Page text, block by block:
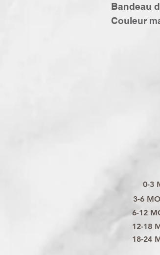
Bandeau
Couleur
0-3
6-12
12-18
18-24
3-6